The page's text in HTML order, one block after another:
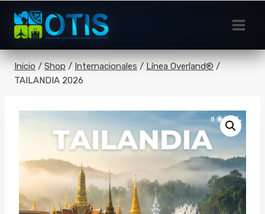
contenido
Inicio / Shop / Internacionales / Línea Overland® /
TAILANDIA 2026